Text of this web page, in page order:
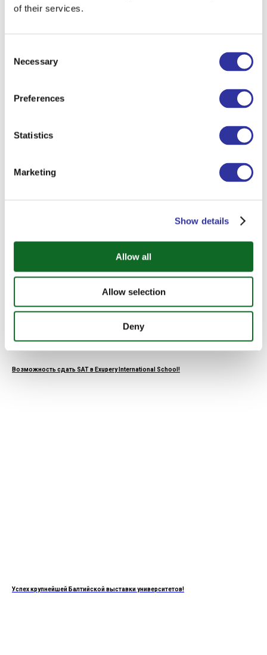
of their services.
Selection
Necessary
Preferences
Statistics
Marketing
Show details
Allow all
Allow selection
Deny
Возможность сдать SAT в Exupery International School!
Успех крупнейшей Балтийской выставки университетов!